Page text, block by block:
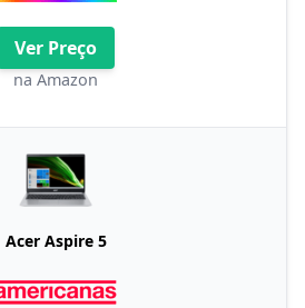
Ver Preço
na Amazon
Acer Aspire 5